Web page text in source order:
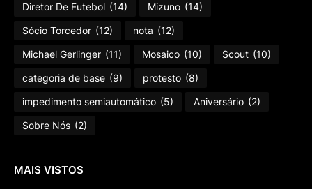
Diretor De Futebol (14) Mizuno (14)
Sócio Torcedor (12) nota (12)
Michael Gerlinger (11) Mosaico (10) Scout (10)
categoria de base (9) protesto (8)
impedimento semiautomático (5) Aniversário (2)
Sobre Nós (2)
MAIS VISTOS